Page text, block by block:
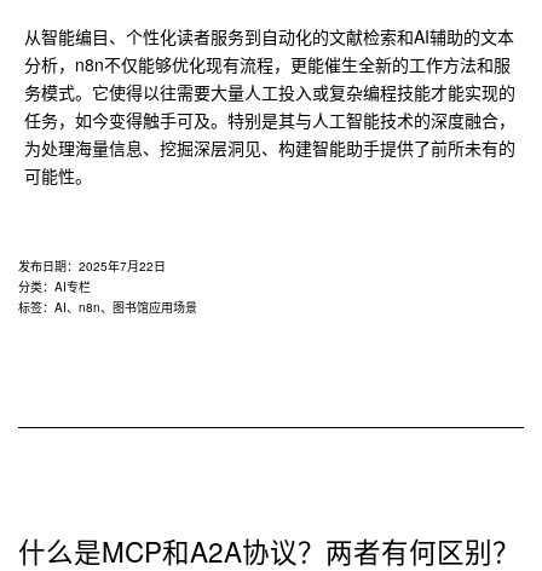
从智能编目、个性化读者服务到自动化的文献检索和AI辅助的文本
分析，n8n不仅能够优化现有流程，更能催生全新的工作方法和服
务模式。它使得以往需要大量人工投入或复杂编程技能才能实现的
任务，如今变得触手可及。特别是其与人工智能技术的深度融合，
为处理海量信息、挖掘深层洞见、构建智能助手提供了前所未有的
可能性。
发布日期： 2025年7月22日
分类： AI专栏
标签： AI、 n8n、 图书馆应用场景
什么是MCP和A2A协议？两者有何区别？